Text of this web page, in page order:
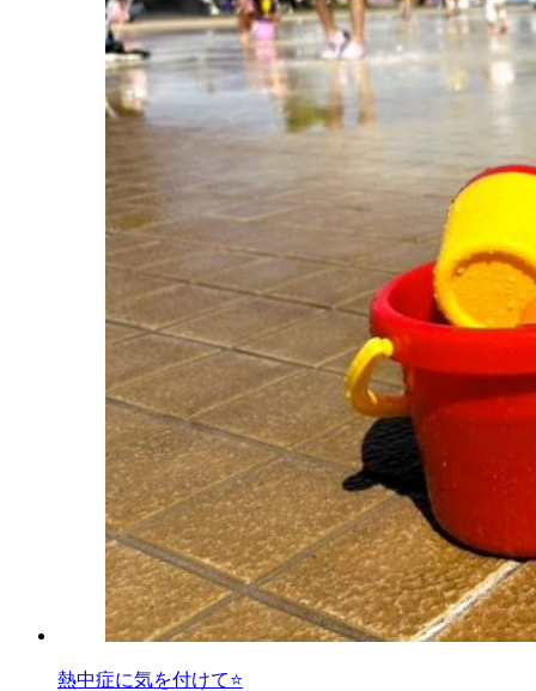
熱中症に気を付けて⭐